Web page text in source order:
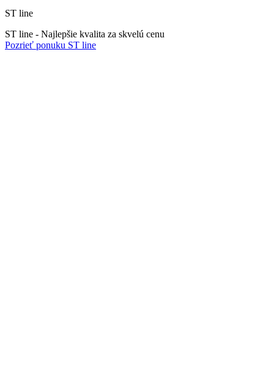
ST line
ST line - Najlepšie kvalita za skvelú cenu
Pozrieť ponuku ST line